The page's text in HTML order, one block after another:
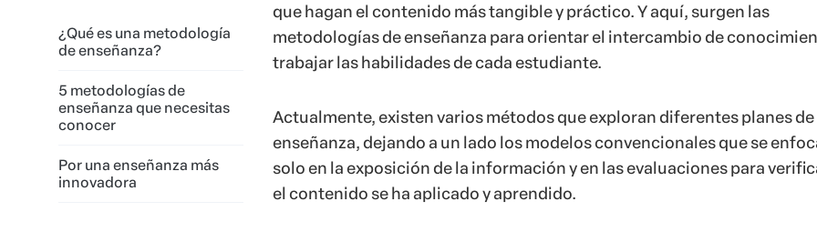
¿Qué es una metodología
de enseñanza?
5 metodologías de
enseñanza que necesitas
conocer
Por una enseñanza más
innovadora
que hagan el contenido más tangible y práctico. Y aquí, surgen las
metodologías de enseñanza para orientar el intercambio de
trabajar las habilidades de cada estudiante.
Actualmente, existen varios métodos que exploran diferentes planes de
enseñanza, dejando a un lado los modelos convencionales que se
solo en la exposición de la información y en las evaluaciones para
el contenido se ha aplicado y aprendido.